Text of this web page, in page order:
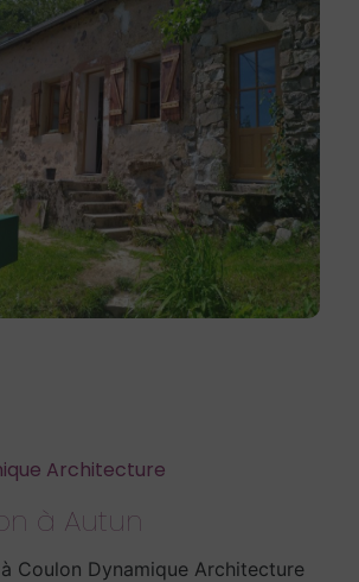
Architecture
à Autun
Coulon Dynamique Architecture